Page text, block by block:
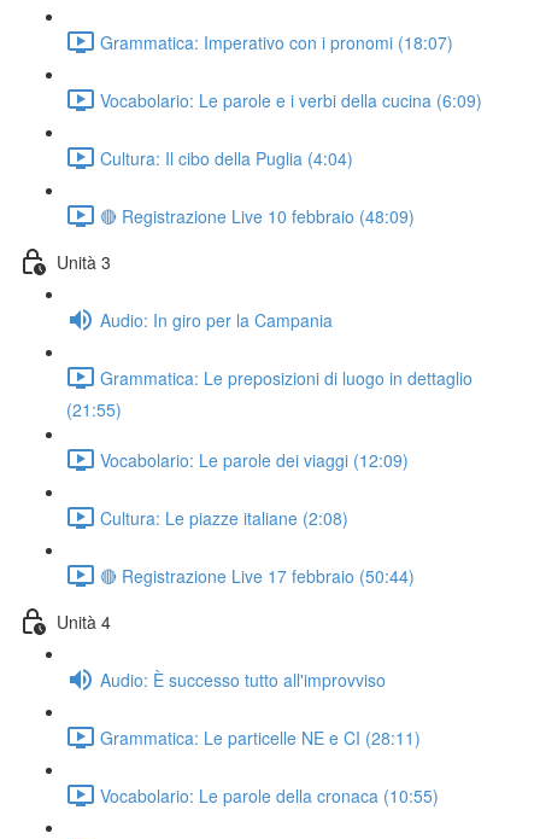
Grammatica: Imperativo con i pronomi (18:07)
Vocabolario: Le parole e i verbi della cucina (6:09)
Cultura: Il cibo della Puglia (4:04)
🔴 Registrazione Live 10 febbraio (48:09)
Unità 3
Audio: In giro per la Campania
Grammatica: Le preposizioni di luogo in dettaglio
(21:55)
Vocabolario: Le parole dei viaggi (12:09)
Cultura: Le piazze italiane (2:08)
🔴 Registrazione Live 17 febbraio (50:44)
Unità 4
Audio: È successo tutto all'improvviso
Grammatica: Le particelle NE e CI (28:11)
Vocabolario: Le parole della cronaca (10:55)